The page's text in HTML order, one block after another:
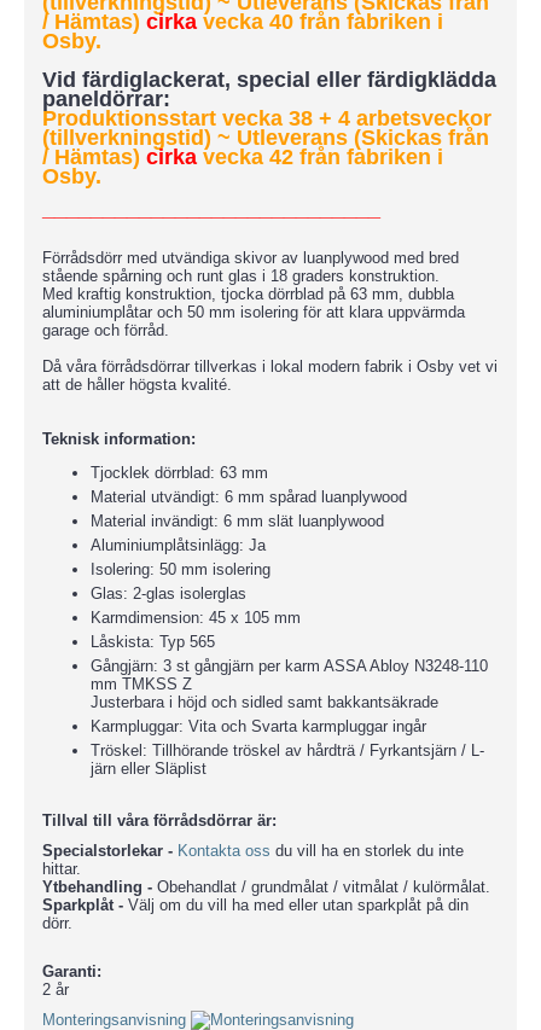
/ Hämtas) cirka vecka 40 från fabriken i
Osby.
Vid färdiglackerat, special eller färdigklädda
paneldörrar:
Produktionsstart vecka 38 + 4 arbetsveckor
(tillverkningstid) ~ Utleverans (Skickas från
/ Hämtas) cirka vecka 42 från fabriken i
Osby.
Förrådsdörr med utvändiga skivor av luanplywood med bred
stående spårning och runt glas i 18 graders konstruktion.
Med kraftig konstruktion, tjocka dörrblad på 63 mm, dubbla
aluminiumplåtar och 50 mm isolering för att klara uppvärmda
garage och förråd.
Då våra förrådsdörrar tillverkas i lokal modern fabrik i Osby vet vi
att de håller högsta kvalité.
Teknisk information:
Tjocklek dörrblad: 63 mm
Material utvändigt: 6 mm spårad luanplywood
Material invändigt: 6 mm slät luanplywood
Aluminiumplåtsinlägg: Ja
Isolering: 50 mm isolering
Glas: 2-glas isolerglas
Karmdimension: 45 x 105 mm
Låskista: Typ 565
Gångjärn: 3 st gångjärn per karm ASSA Abloy N3248-110
mm TMKSS Z
Justerbara i höjd och sidled samt bakkantsäkrade
Karmpluggar: Vita och Svarta karmpluggar ingår
Tröskel: Tillhörande tröskel av hårdträ / Fyrkantsjärn / L-
järn eller Släplist
Tillval till våra förrådsdörrar är:
Specialstorlekar - Kontakta oss du vill ha en storlek du inte
hittar.
Ytbehandling - Obehandlat / grundmålat / vitmålat / kulörmålat.
Sparkplåt - Välj om du vill ha med eller utan sparkplåt på din
dörr.
Garanti:
2 år
Monteringsanvisning